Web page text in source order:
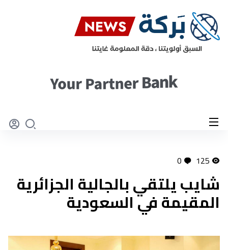
125
0
شايب يلتقي بالجالية الجزائرية
المقيمة في السعودية